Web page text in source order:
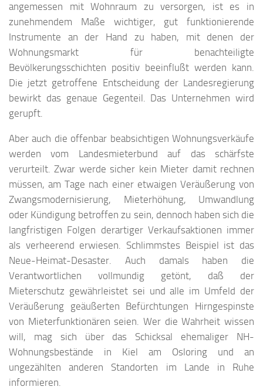
angemessen mit Wohnraum zu versorgen, ist es in
zunehmendem Maße wichtiger, gut funktionierende
Instrumente an der Hand zu haben, mit denen der
Wohnungsmarkt für benachteiligte
Bevölkerungsschichten positiv beeinflußt werden kann.
Die jetzt getroffene Entscheidung der Landesregierung
bewirkt das genaue Gegenteil. Das Unternehmen wird
gerupft.
Aber auch die offenbar beabsichtigen Wohnungsverkäufe
werden vom Landesmieterbund auf das schärfste
verurteilt. Zwar werde sicher kein Mieter damit rechnen
müssen, am Tage nach einer etwaigen Veräußerung von
Zwangsmodernisierung, Mieterhöhung, Umwandlung
oder Kündigung betroffen zu sein, dennoch haben sich die
langfristigen Folgen derartiger Verkaufsaktionen immer
als verheerend erwiesen. Schlimmstes Beispiel ist das
Neue-Heimat-Desaster. Auch damals haben die
Verantwortlichen vollmundig getönt, daß der
Mieterschutz gewährleistet sei und alle im Umfeld der
Veräußerung geäußerten Befürchtungen Hirngespinste
von Mieterfunktionären seien. Wer die Wahrheit wissen
will, mag sich über das Schicksal ehemaliger NH-
Wohnungsbestände in Kiel am Osloring und an
ungezählten anderen Standorten im Lande in Ruhe
informieren.